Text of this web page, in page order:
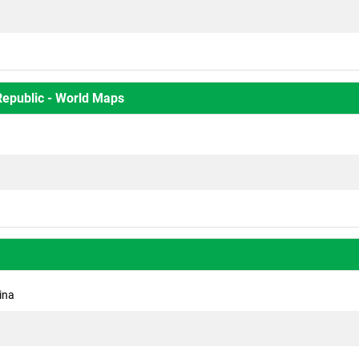
- World Maps